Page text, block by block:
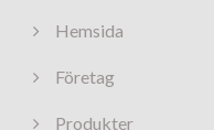
Hemsida
Företag
Produkter